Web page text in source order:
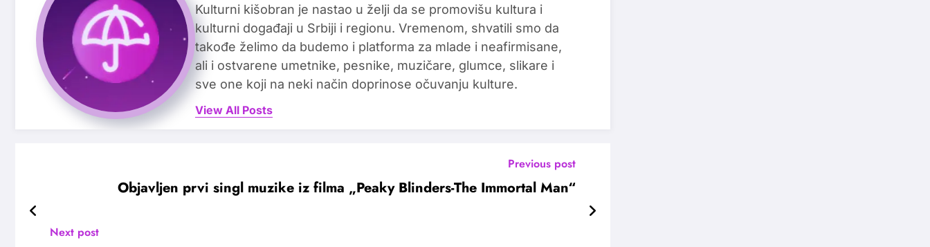
Kulturni kišobran je nastao u želji da se promovišu kultura i
kulturni događaji u Srbiji i regionu. Vremenom, shvatili smo da
takođe želimo da budemo i platforma za mlade i neafirmisane,
ali i ostvarene umetnike, pesnike, muzičare, glumce, slikare i
sve one koji na neki način doprinose očuvanju kulture.
View All Posts
Previous post
Objavljen prvi singl muzike iz filma „Peaky Blinders-The Immortal Man“
Next post